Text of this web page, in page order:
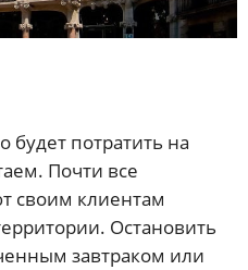
будет потратить на
Почти все
своим клиентам
Остановить
завтраком или